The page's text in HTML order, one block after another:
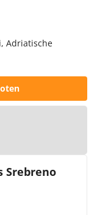
Adriatische
Srebreno